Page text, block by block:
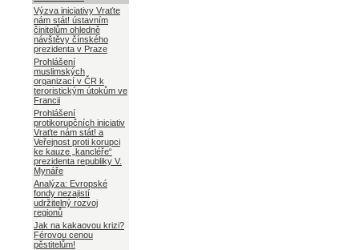
Výzva iniciativy Vraťte
nám stát! ústavním
činitelům ohledně
návštěvy čínského
prezidenta v Praze
Prohlášení
muslimských
organizací v ČR k
teroristickým útokům ve
Francii
Prohlášení
protikorupčních iniciativ
Vraťte nám stát! a
Veřejnost proti korupci
ke kauze „kancléře“
prezidenta republiky V.
Mynáře
Analýza: Evropské
fondy nezajistí
udržitelný rozvoj
regionů
Jak na kakaovou krizi?
Férovou cenou
pěstitelům!